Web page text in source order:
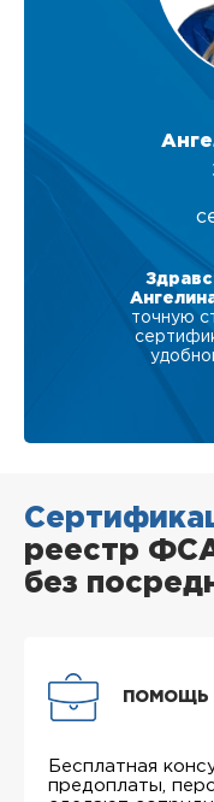
точную
реестр
без
ПОМОЩЬ
Бесплатная
предоплаты,